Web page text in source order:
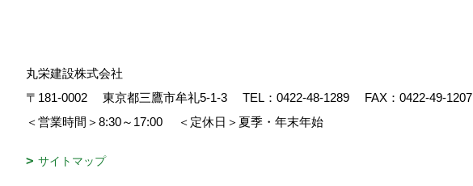
丸栄建設株式会社
〒181-0002
東京都三鷹市牟礼5-1-3 TEL： 0422-48-1289
FAX：0422-49-1207
＜営業時間＞8:30～17:00
＜定休日＞夏季・年末年始
サイトマップ